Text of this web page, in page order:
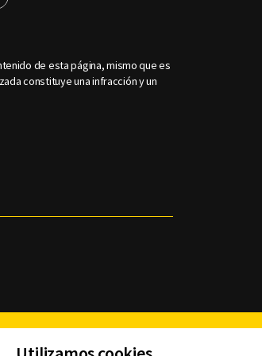
de esta página, mismo que es
constituye una infracción y un